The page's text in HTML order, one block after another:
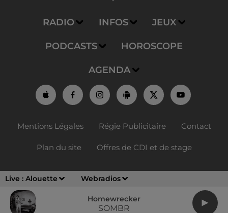
Live : Alouette Webradios
Homewrecker
SOMBR
RADIO INFOS JEUX
PODCASTS HOROSCOPE
AGENDA
Mentions Légales Régie Publicitaire Contact
Plan du site Offres de CDI et de stage